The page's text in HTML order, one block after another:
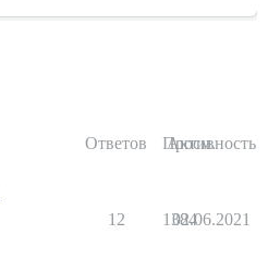
Ответов Просм.
Активность
12 1384
02.06.2021